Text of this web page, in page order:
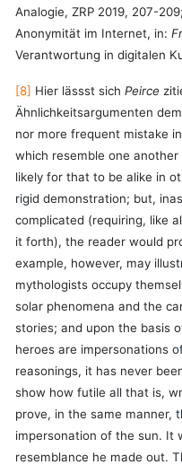
Analogie, ZRP 2019, 207-
Anonymität im Internet, in:
Verantwortung in digitalen
[8] Hier lässst sich Peirce
Ähnlichkeitsargumenten
nor more frequent mistake
which resemble one
likely for that to be alike in
rigid demonstration; but,
complicated (requiring, like
it forth), the reader would
example, however, may
mythologists occupy
solar phenomena and the
stories; and upon the basis
heroes are impersonations
reasonings, it has never
show how futile all that is,
prove, in the same manner,
impersonation of the sun. It
resemblance he made out.